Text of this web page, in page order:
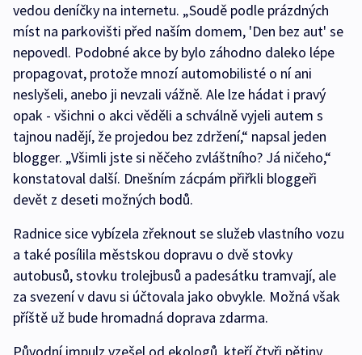
vedou deníčky na internetu. „Soudě podle prázdných
míst na parkovišti před naším domem, 'Den bez aut' se
nepovedl. Podobné akce by bylo záhodno daleko lépe
propagovat, protože mnozí automobilisté o ní ani
neslyšeli, anebo ji nevzali vážně. Ale lze hádat i pravý
opak - všichni o akci věděli a schválně vyjeli autem s
tajnou nadějí, že projedou bez zdržení,“ napsal jeden
blogger. „Všimli jste si něčeho zvláštního? Já ničeho,“
konstatoval další. Dnešním zácpám přiřkli bloggeři
devět z deseti možných bodů.
Radnice sice vybízela zřeknout se služeb vlastního vozu
a také posílila městskou dopravu o dvě stovky
autobusů, stovku trolejbusů a padesátku tramvají, ale
za svezení v davu si účtovala jako obvykle. Možná však
příště už bude hromadná doprava zdarma.